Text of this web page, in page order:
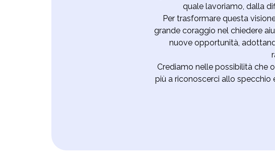
quale lavoriamo, dalla
Per trasformare questa
grande coraggio nel chiedere
nuove opportunità,
Crediamo nelle possibilità che
più a riconoscerci allo